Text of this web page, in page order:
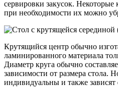
сервировки закусок.
при необходимости их можно
Крутящийся центр обычно
ламинированного материала
Диаметр круга обычно
зависимости от размера стола.
индивидуальны и также